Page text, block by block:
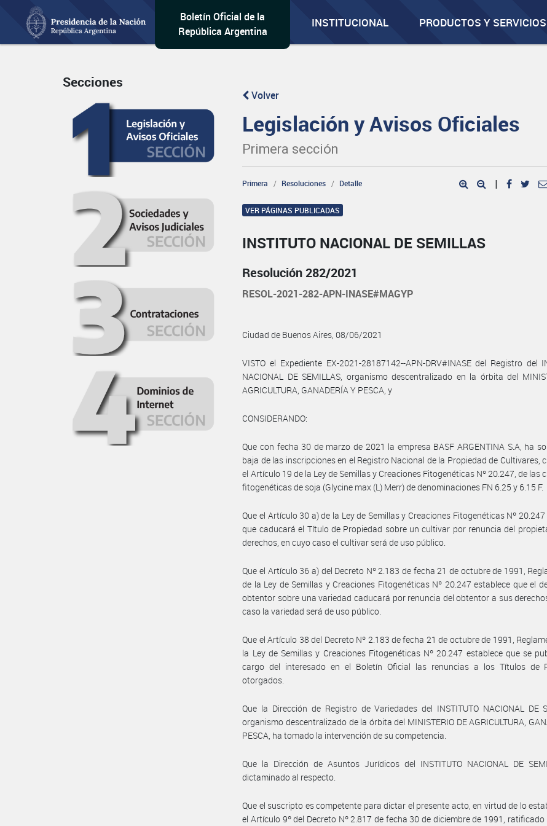
Boletín Oficial de la
República Argentina
INSTITUCIONAL PRODUCTOS Y SERVICIOS
Secciones
Volver
Legislación y Avisos Oficiales
Primera sección
Primera Resoluciones Detalle |
VER PÁGINAS PUBLICADAS
INSTITUTO NACIONAL DE SEMILLAS
Resolución 282/2021
RESOL-2021-282-APN-INASE#MAGYP
Ciudad de Buenos Aires, 08/06/2021
VISTO el Expediente EX-2021-28187142--APN-DRV#INASE del Registro del
NACIONAL DE SEMILLAS, organismo descentralizado en la órbita del
AGRICULTURA, GANADERÍA Y PESCA, y
CONSIDERANDO:
Que con fecha 30 de marzo de 2021 la empresa BASF ARGENTINA S.A, ha
baja de las inscripciones en el Registro Nacional de la Propiedad de Cultivares,
el Artículo 19 de la Ley de Semillas y Creaciones Fitogenéticas Nº 20.247, de las
fitogenéticas de soja (Glycine max (L) Merr) de denominaciones FN 6.25 y 6.15 F.
Que el Artículo 30 a) de la Ley de Semillas y Creaciones Fitogenéticas Nº
que caducará el Título de Propiedad sobre un cultivar por renuncia del
derechos, en cuyo caso el cultivar será de uso público.
Que el Artículo 36 a) del Decreto Nº 2.183 de fecha 21 de octubre de 1991,
de la Ley de Semillas y Creaciones Fitogenéticas Nº 20.247 establece que el
obtentor sobre una variedad caducará por renuncia del obtentor a sus
caso la variedad será de uso público.
Que el Artículo 38 del Decreto Nº 2.183 de fecha 21 de octubre de 1991,
la Ley de Semillas y Creaciones Fitogenéticas Nº 20.247 establece que se
cargo del interesado en el Boletín Oficial las renuncias a los Títulos de
otorgados.
Que la Dirección de Registro de Variedades del INSTITUTO NACIONAL DE
organismo descentralizado de la órbita del MINISTERIO DE AGRICULTURA,
PESCA, ha tomado la intervención de su competencia.
Que la Dirección de Asuntos Jurídicos del INSTITUTO NACIONAL DE
dictaminado al respecto.
Que el suscripto es competente para dictar el presente acto, en virtud de lo
el Artículo 9º del Decreto Nº 2.817 de fecha 30 de diciembre de 1991, ratificado